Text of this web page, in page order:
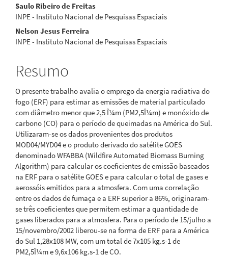
Saulo Ribeiro de Freitas
INPE - Instituto Nacional de Pesquisas Espaciais
Nelson Jesus Ferreira
INPE - Instituto Nacional de Pesquisas Espaciais
Resumo
O presente trabalho avalia o emprego da energia radiativa do
fogo (ERF) para estimar as emissões de material particulado
com diâmetro menor que 2,5 Î¼m (PM2,5Î¼m) e monóxido de
carbono (CO) para o período de queimadas na América do Sul.
Utilizaram-se os dados provenientes dos produtos
MOD04/MYD04 e o produto derivado do satélite GOES
denominado WFABBA (Wildfire Automated Biomass Burning
Algorithm) para calcular os coeficientes de emissão baseados
na ERF para o satélite GOES e para calcular o total de gases e
aerossóis emitidos para a atmosfera. Com uma correlação
entre os dados de fumaça e a ERF superior a 86%, originaram-
se três coeficientes que permitem estimar a quantidade de
gases liberados para a atmosfera. Para o período de 15/julho a
15/novembro/2002 liberou-se na forma de ERF para a América
do Sul 1,28x108 MW, com um total de 7x105 kg.s-1 de
PM2,5Î¼m e 9,6x106 kg.s-1 de CO.